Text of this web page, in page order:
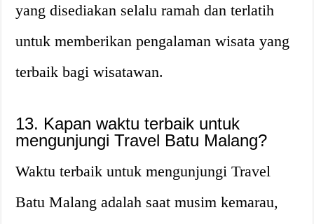
yang disediakan selalu ramah dan terlatih
untuk memberikan pengalaman wisata yang
terbaik bagi wisatawan.
13. Kapan waktu terbaik untuk
mengunjungi Travel Batu Malang?
Waktu terbaik untuk mengunjungi Travel
Batu Malang adalah saat musim kemarau,